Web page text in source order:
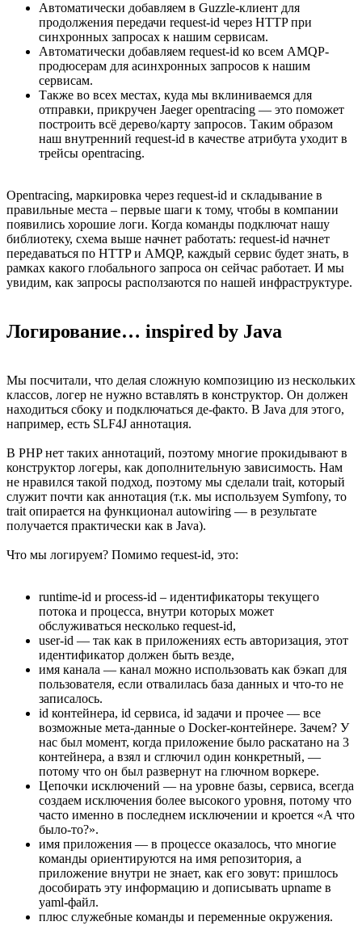
Автоматически добавляем в Guzzle-клиент для
продолжения передачи request-id через HTTP при
синхронных запросах к нашим сервисам.
Автоматически добавляем request-id ко всем AMQP-
продюсерам для асинхронных запросов к нашим
сервисам.
Также во всех местах, куда мы вклиниваемся для
отправки, прикручен Jaeger opentracing — это поможет
построить всё дерево/карту запросов. Таким образом
наш внутренний request-id в качестве атрибута уходит в
трейсы opentracing.
Opentracing, маркировка через request-id и складывание в
правильные места – первые шаги к тому, чтобы в компании
появились хорошие логи. Когда команды подключат нашу
библиотеку, схема выше начнет работать: request-id начнет
передаваться по HTTP и AMQP, каждый сервис будет знать, в
рамках какого глобального запроса он сейчас работает. И мы
увидим, как запросы расползаются по нашей инфраструктуре.
Логирование… inspired by Java
Мы посчитали, что делая сложную композицию из нескольких
классов, логер не нужно вставлять в конструктор. Он должен
находиться сбоку и подключаться де-факто. В Java для этого,
например, есть SLF4J аннотация.
В PHP нет таких аннотаций, поэтому многие прокидывают в
конструктор логеры, как дополнительную зависимость. Нам
не нравился такой подход, поэтому мы сделали trait, который
служит почти как аннотация (т.к. мы используем Symfony, то
trait опирается на функционал autowiring — в результате
получается практически как в Java).
Что мы логируем? Помимо request-id, это:
runtime-id и process-id – идентификаторы текущего
потока и процесса, внутри которых может
обслуживаться несколько request-id,
user-id — так как в приложениях есть авторизация, этот
идентификатор должен быть везде,
имя канала — канал можно использовать как бэкап для
пользователя, если отвалилась база данных и что-то не
записалось.
id контейнера, id сервиса, id задачи и прочее — все
возможные мета-данные о Docker-контейнере. Зачем? У
нас был момент, когда приложение было раскатано на 3
контейнера, а взял и сглючил один конкретный, —
потому что он был развернут на глючном воркере.
Цепочки исключений — на уровне базы, сервиса, всегда
создаем исключения более высокого уровня, потому что
часто именно в последнем исключении и кроется «А что
было-то?».
имя приложения — в процессе оказалось, что многие
команды ориентируются на имя репозитория, а
приложение внутри не знает, как его зовут: пришлось
дособирать эту информацию и дописывать upname в
yaml-файл.
плюс служебные команды и переменные окружения.